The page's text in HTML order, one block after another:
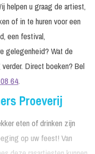
helpen u graag de artiest,
of in te huren voor een
een festival,
gelegenheid? Wat de
Direct boeken? Bel
64.
Proeverij
eten of drinken zijn
op uw feest! Van